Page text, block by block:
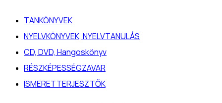
TANKÖNYVEK
NYELVKÖNYVEK, NYELVTANULÁS
CD, DVD, Hangoskönyv
RÉSZKÉPESSÉGZAVAR
ISMERETTERJESZTŐK